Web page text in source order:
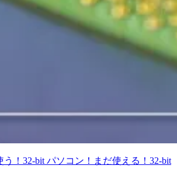
う！32-bit パソコン！まだ使える！32-bit